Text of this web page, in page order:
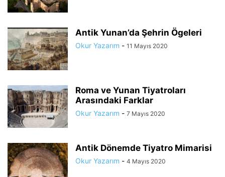
Antik Yunan’da Şehrin Ögeleri
Okur Yazarım - 11 Mayıs 2020
Roma ve Yunan Tiyatroları
Arasındaki Farklar
Okur Yazarım - 7 Mayıs 2020
Antik Dönemde Tiyatro Mimarisi
Okur Yazarım - 4 Mayıs 2020